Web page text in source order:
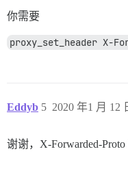
你需要
proxy_set_header X-
Eddyb 2020 年1 月 12
5
谢谢，X-Forwarded-